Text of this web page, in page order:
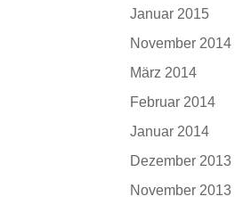
Januar 2015
November 2014
März 2014
Februar 2014
Januar 2014
Dezember 2013
November 2013